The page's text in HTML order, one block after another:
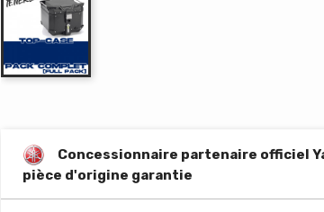
Concessionnaire partenaire officiel
pièce d'origine garantie